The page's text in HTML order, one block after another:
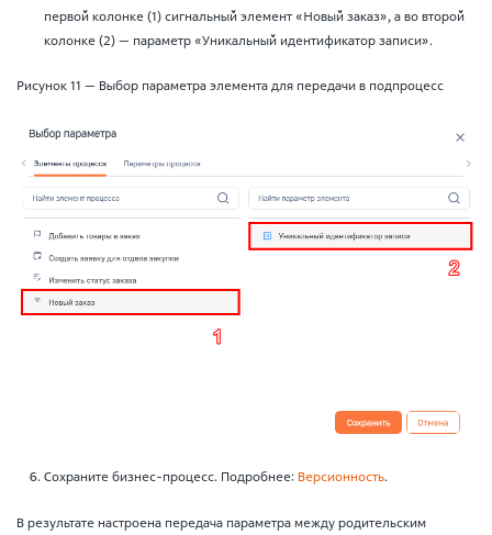
первой колонке (1) сигнальный элемент «Новый заказ», а во второй
колонке (2) — параметр «Уникальный идентификатор записи».
Рисунок 11 — Выбор параметра элемента для передачи в подпроцесс
Сохраните бизнес-процесс. Подробнее: Версионность.
В результате настроена передача параметра между родительским